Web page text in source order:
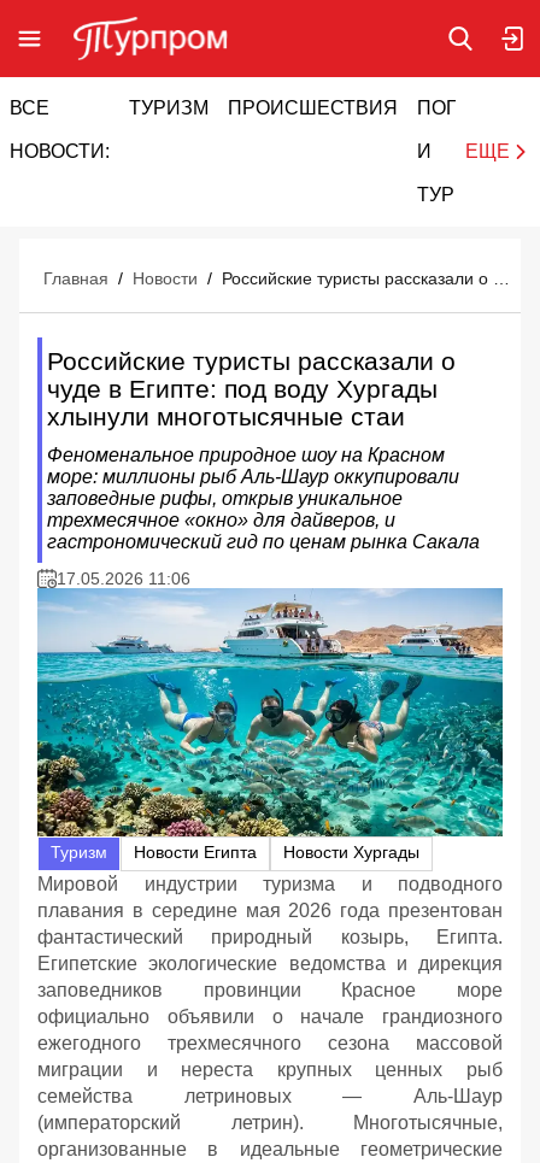
ВСЕ
НОВОСТИ:
ТУРИЗМ ПРОИСШЕСТВИЯ ПОГОДА
И
ТУРИЗМ
ЕЩЕ
Главная / Новости /
Российские туристы рассказали о
чуде в Египте: под воду Хургады
хлынули многотысячные стаи
Феноменальное природное шоу на Красном
море: миллионы рыб Аль-Шаур оккупировали
заповедные рифы, открыв уникальное
трехмесячное «окно» для дайверов, и
гастрономический гид по ценам рынка Сакала
17.05.2026 11:06
Туризм Новости Египта Новости Хургады
Мировой индустрии туризма и подводного
плавания в середине мая 2026 года презентован
фантастический природный козырь, Египта.
Египетские экологические ведомства и дирекция
заповедников провинции Красное море
официально объявили о начале грандиозного
ежегодного трехмесячного сезона массовой
миграции и нереста крупных ценных рыб
семейства летриновых — Аль-Шаур
(императорский летрин). Многотысячные,
организованные в идеальные геометрические